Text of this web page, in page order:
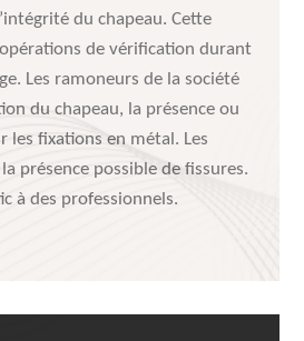
du chapeau. Cette
de vérification durant
Les ramoneurs de la société
du chapeau, la présence ou
les fixations en métal. Les
présence possible de fissures.
à des professionnels.